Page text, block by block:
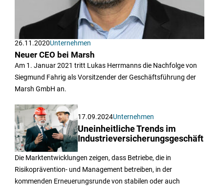
26.11.2020Unternehmen
Neuer CEO bei Marsh
Am 1. Januar 2021 tritt Lukas Herrmanns die Nachfolge von
Siegmund Fahrig als Vorsitzender der Geschäftsführung der
Marsh GmbH an.
17.09.2024Unternehmen
Uneinheitliche Trends im
Industrieversicherungsgeschäft
Die Marktentwicklungen zeigen, dass Betriebe, die in
Risikoprävention- und Management betreiben, in der
kommenden Erneuerungsrunde von stabilen oder auch